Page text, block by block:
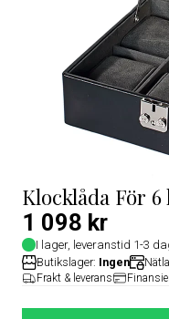
Klocklåda För 6
1 098 kr
I lager, leveranstid 1-3
Butikslager: Ingen
Frakt & leverans